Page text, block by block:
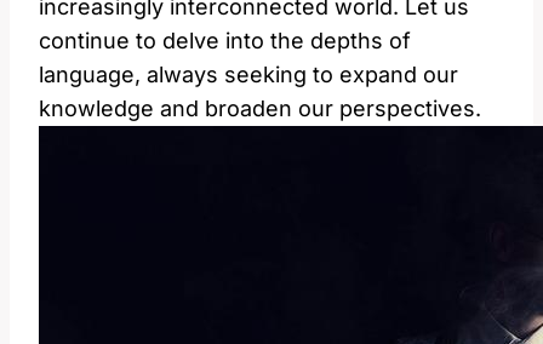
increasingly interconnected world. Let us
continue to delve into the depths of
language, always seeking to expand our
knowledge and broaden our perspectives.